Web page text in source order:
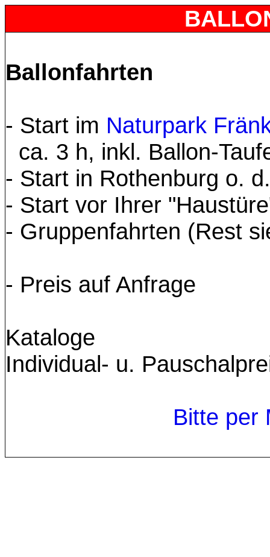
Ballonfahrten
- Start im Naturpark
ca. 3 h, inkl. Ballon-
- Start in Rothenburg o.
- Start vor Ihrer
- Gruppenfahrten (Rest
- Preis auf Anfrage
Kataloge
Individual- u.
Bitte per